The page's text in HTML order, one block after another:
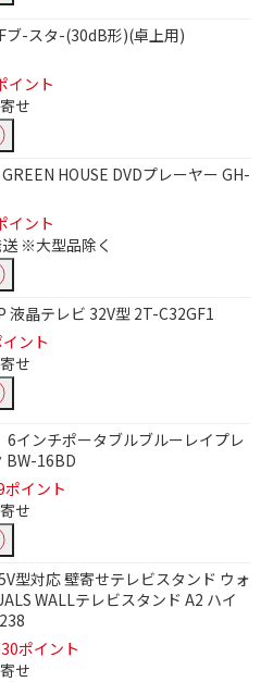
ブ-スタ-(30dB形)(卓上用)
イント
せ
HOUSE DVDプレーヤー GH-
イント
※大型品除く
液晶テレビ 32V型 2T-C32GF1
ント
せ
6インチポータブルブルーレイプレ
BW-16BD
ポイント
せ
型対応 壁寄せテレビスタンド ウォ
WALLテレビスタンド A2 ハイ
ポイント
せ
り込む
込む
入れると、指定したワード